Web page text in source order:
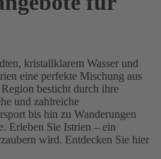
kristallklarem Wasser und
eine perfekte Mischung aus
besticht durch ihre
und zahlreiche
bis hin zu Wanderungen
Erleben Sie Istrien – ein
wird. Entdecken Sie hier